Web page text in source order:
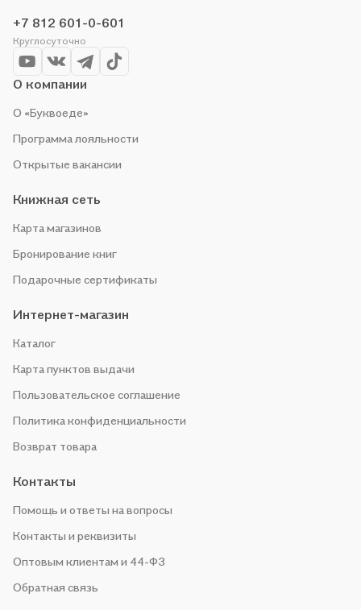
читать, поэтому делаем всё, чтобы вы могли купить
понравившуюся историю по приятной цене. Например,
организуем конкурсы и проводим акции. Оставайтесь с нами,
чтобы не упустить выгоду!
+7 812 601-0-601
Круглосуточно
О компании
О «Буквоеде»
Программа лояльности
Открытые вакансии
Книжная сеть
Карта магазинов
Бронирование книг
Подарочные сертификаты
Интернет-магазин
Каталог
Карта пунктов выдачи
Пользовательское соглашение
Политика конфиденциальности
Возврат товара
Контакты
Помощь и ответы на вопросы
Контакты и реквизиты
Оптовым клиентам и 44-ФЗ
Обратная связь